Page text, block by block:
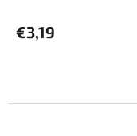
€3,19